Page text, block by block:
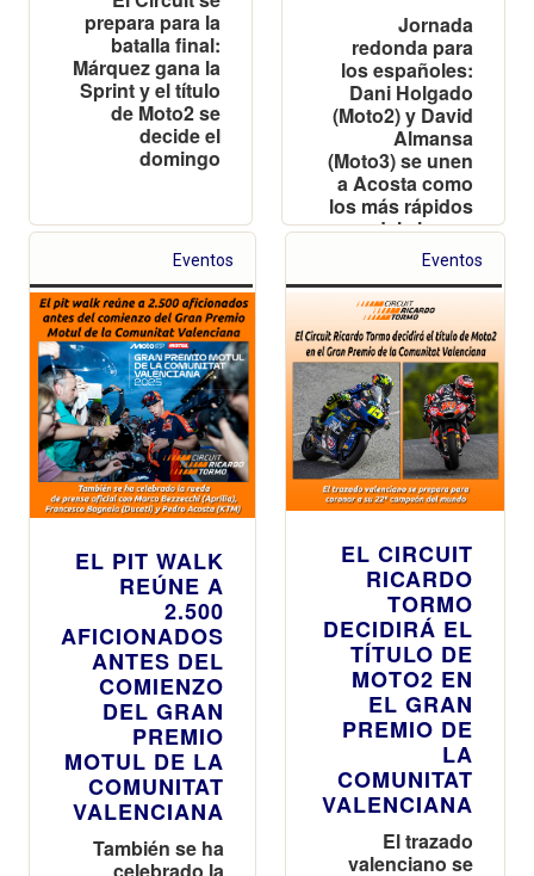
prepara para la
batalla final:
Márquez gana la
Sprint y el título
de Moto2 se
decide el
domingo
Jornada
redonda para
los españoles:
Dani Holgado
(Moto2) y David
Almansa
(Moto3) se unen
a Acosta como
los más rápidos
del viernes
Eventos
EL PIT WALK
REÚNE A
2.500
AFICIONADOS
ANTES DEL
COMIENZO
DEL GRAN
PREMIO
MOTUL DE LA
COMUNITAT
VALENCIANA
También se ha
celebrado la
Eventos
EL CIRCUIT
RICARDO
TORMO
DECIDIRÁ EL
TÍTULO DE
MOTO2 EN
EL GRAN
PREMIO DE
LA
COMUNITAT
VALENCIANA
El trazado
valenciano se